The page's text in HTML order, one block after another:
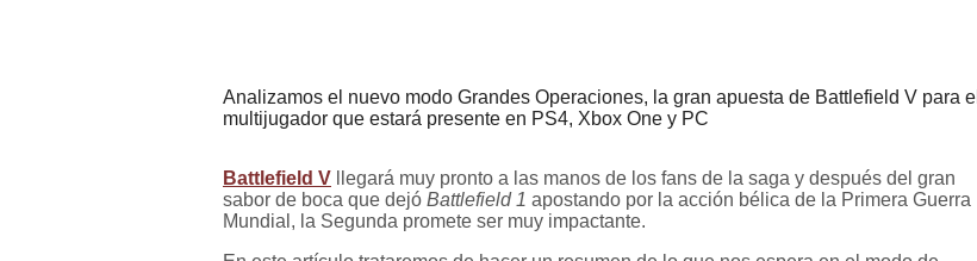
Analizamos el nuevo modo Grandes Operaciones, la gran apuesta de Battlefield V para el
multijugador que estará presente en PS4, Xbox One y PC
Battlefield V llegará muy pronto a las manos de los fans de la saga y después del gran
sabor de boca que dejó Battlefield 1 apostando por la acción bélica de la Primera Guerra
Mundial, la Segunda promete ser muy impactante.